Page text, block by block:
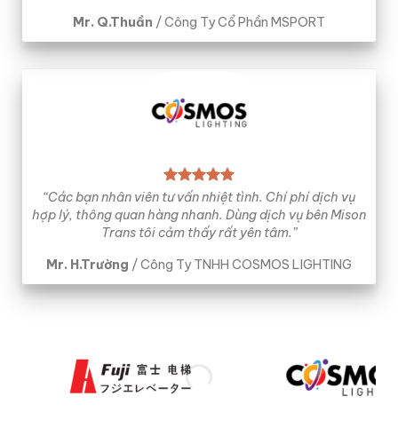
Mr. Q.Thuần /Công Ty Cổ Phần MSPORT
“Các bạn nhân viên tư vấn nhiệt tình. Chí phí dịch vụ
hợp lý, thông quan hàng nhanh. Dùng dịch vụ bên Mison
Trans tôi cảm thấy rất yên tâm.”
Mr. H.Trường /Công Ty TNHH COSMOS LIGHTING